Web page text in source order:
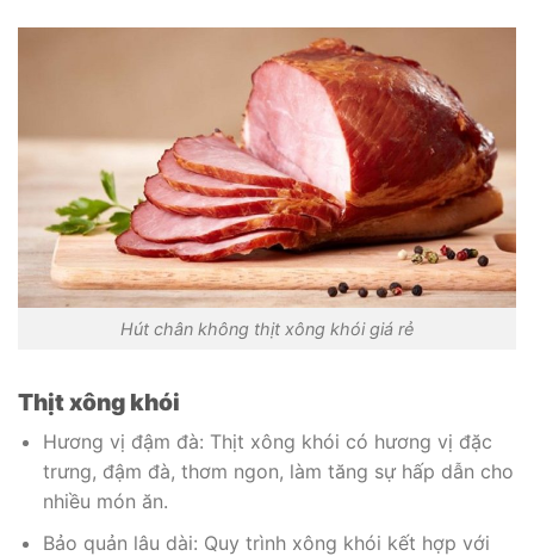
Hút chân không thịt xông khói giá rẻ
Thịt xông khói
Hương vị đậm đà: Thịt xông khói có hương vị đặc
trưng, đậm đà, thơm ngon, làm tăng sự hấp dẫn cho
nhiều món ăn.
Bảo quản lâu dài: Quy trình xông khói kết hợp với